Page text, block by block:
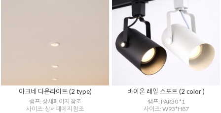
아크네 다운라이트 (2 type)
램프: 상세페이지 참조
사이즈: 상세페에지 참조
바이온 레일 스포트 (2 color )
램프: PAR30 *1
사이즈: W93*H87